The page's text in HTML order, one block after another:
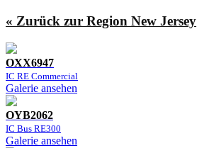
« Zurück zur Region New Jersey
OXX6947
IC RE Commercial
Galerie ansehen
OYB2062
IC Bus RE300
Galerie ansehen